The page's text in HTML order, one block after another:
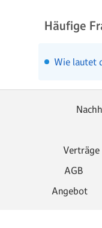
Häufige
Wie lautet
AGB
Angebot